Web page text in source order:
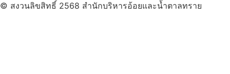
© สงวนลิขสิทธิ์ 2568 สำนักบริหารอ้อยและน้ำตาลทราย